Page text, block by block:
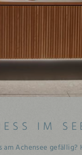
IM
Achensee gefällig?